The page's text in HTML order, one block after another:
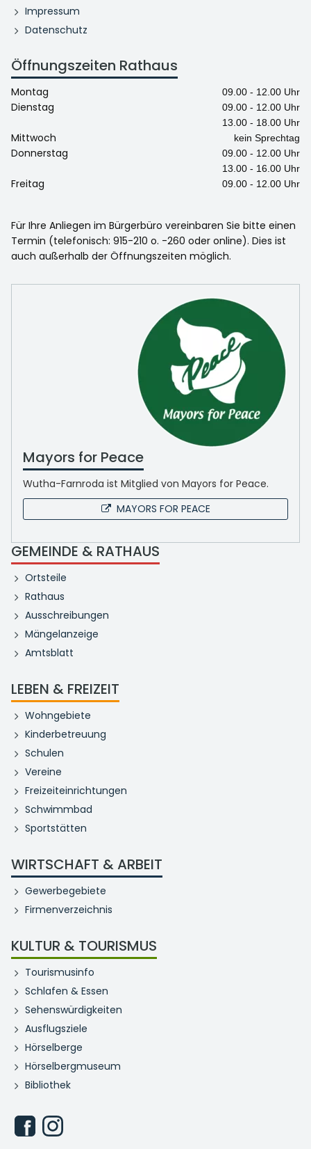
Impressum
Datenschutz
Öffnungszeiten Rathaus
Montag 09.00 - 12.00 Uhr
Dienstag
09.00 - 12.00 Uhr
13.00 - 18.00 Uhr
Mittwoch kein Sprechtag
Donnerstag
09.00 - 12.00 Uhr
13.00 - 16.00 Uhr
Freitag 09.00 - 12.00 Uhr
Für Ihre Anliegen im Bürgerbüro vereinbaren Sie bitte einen
Termin (telefonisch: 915-210 o. -260 oder online). Dies ist
auch außerhalb der Öffnungszeiten möglich.
Mayors for Peace
Wutha-Farnroda ist Mitglied von Mayors for Peace.
MAYORS FOR PEACE
GEMEINDE & RATHAUS
Ortsteile
Rathaus
Ausschreibungen
Mängelanzeige
Amtsblatt
LEBEN & FREIZEIT
Wohngebiete
Kinderbetreuung
Schulen
Vereine
Freizeiteinrichtungen
Schwimmbad
Sportstätten
WIRTSCHAFT & ARBEIT
Gewerbegebiete
Firmenverzeichnis
KULTUR & TOURISMUS
Tourismusinfo
Schlafen & Essen
Sehenswürdigkeiten
Ausflugsziele
Hörselberge
Hörselbergmuseum
Bibliothek